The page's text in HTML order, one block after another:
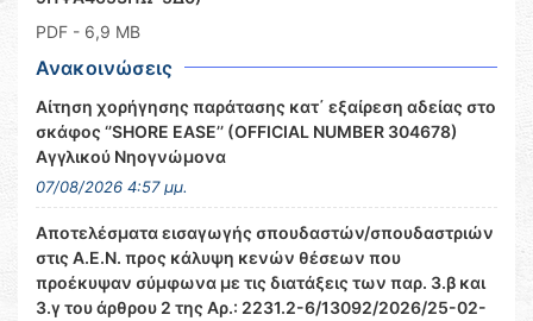
PDF - 6,9 MB
Ανακοινώσεις
Αίτηση χορήγησης παράτασης κατ΄ εξαίρεση αδείας στο
σκάφος ‘’SHORE EASE’’ (OFFICIAL NUMBER 304678)
Αγγλικού Νηογνώμονα
07/08/2026 4:57 μμ.
Αποτελέσματα εισαγωγής σπουδαστών/σπουδαστριών
στις Α.Ε.Ν. προς κάλυψη κενών θέσεων που
προέκυψαν σύμφωνα με τις διατάξεις των παρ. 3.β και
3.γ του άρθρου 2 της Αρ.: 2231.2-6/13092/2026/25-02-